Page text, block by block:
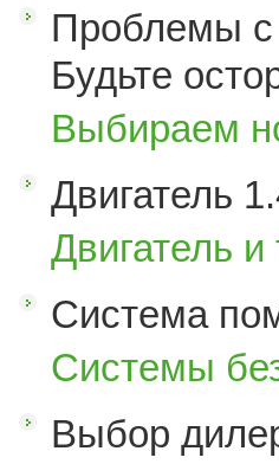
Проблемы
Будьте
Выбираем
Двигатель
Двигатель
Система
Системы
Выбор